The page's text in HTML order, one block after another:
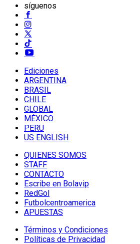
síguenos
Ediciones
ARGENTINA
BRASIL
CHILE
GLOBAL
MÉXICO
PERU
US ENGLISH
QUIENES SOMOS
STAFF
CONTACTO
Escribe en Bolavip
RedGol
Futbolcentroamerica
APUESTAS
Términos y Condiciones
Políticas de Privacidad